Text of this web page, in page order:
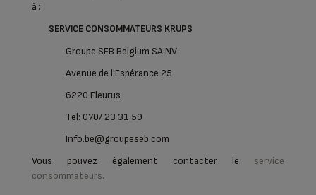
à :
SERVICE CONSOMMATEURS KRUPS
Groupe SEB Belgium SA NV
Avenue de l'Espérance 25
6220 Fleurus
Tel: 070/ 23 31 59
Info.be@groupeseb.com
Vous pouvez également contacter le service
consommateurs.